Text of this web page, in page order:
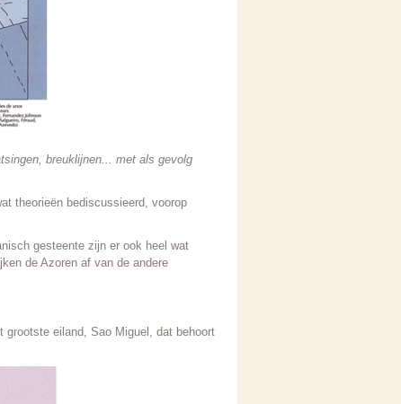
breuklijnen... met als gevolg
theorieën bediscussieerd, voorop
gesteente zijn er ook heel wat
de Azoren af van de andere
grootste eiland, Sao Miguel, dat behoort